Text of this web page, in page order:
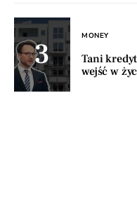
MONEY
Tani
wejść w